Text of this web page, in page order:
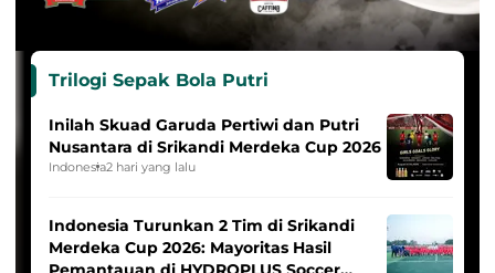
Trilogi Sepak Bola Putri
Inilah Skuad Garuda Pertiwi dan Putri
Nusantara di Srikandi Merdeka Cup 2026
Indonesia2 hari yang lalu
Indonesia Turunkan 2 Tim di Srikandi
Merdeka Cup 2026: Mayoritas Hasil